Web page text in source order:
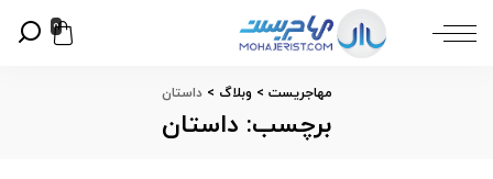
0
مهاجریست > وبلاگ >داستان
برچسب: داستان